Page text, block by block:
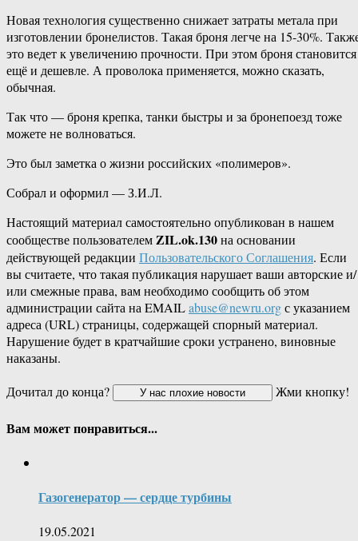
Новая технология существенно снижает затраты метала при
изготовлении бронелистов. Такая броня легче на 15-30%.
это ведет к увеличению прочности. При этом броня становится
ещё и дешевле. А проволока применяется, можно сказать,
обычная.
Так что — броня крепка, танки быстры и за бронепоезд тоже
можете не волноваться.
Это был заметка о жизни российских «полимеров».
Собрал и оформил — З.И.Л.
Настоящий материал самостоятельно опубликован в нашем
сообществе пользователемZIL.ok.130на основании
действующей редакции Пользовательского Соглашения. Если
вы считаете, что такая публикация нарушает ваши авторские и/
или смежные права, вам необходимо сообщить об этом
администрации сайта на EMAILabuse@newru.orgс указанием
адреса (URL) страницы, содержащей спорный материал.
Нарушение будет в кратчайшие сроки устранено, виновные
наказаны.
Дочитал до конца?
Жми кнопку!
Вам может понравиться...
Газогенератор — сердце турбины
19.05.2021